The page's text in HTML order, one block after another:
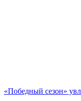
«Победный сезон»